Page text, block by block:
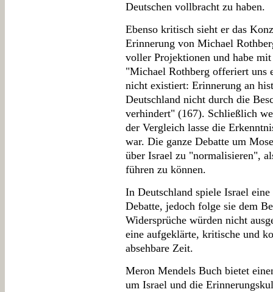
Deutschen vollbracht zu haben.
Ebenso kritisch sieht er das
Erinnerung von Michael
voller Projektionen und habe
"Michael Rothberg offeriert uns
nicht existiert: Erinnerung an
Deutschland nicht durch die
verhindert" (167). Schließlich
der Vergleich lasse die
war. Die ganze Debatte um
über Israel zu "normalisieren",
führen zu können.
In Deutschland spiele Israel
Debatte, jedoch folge sie dem
Widersprüche würden nicht
eine aufgeklärte, kritische und
absehbare Zeit.
Meron Mendels Buch bietet
um Israel und die